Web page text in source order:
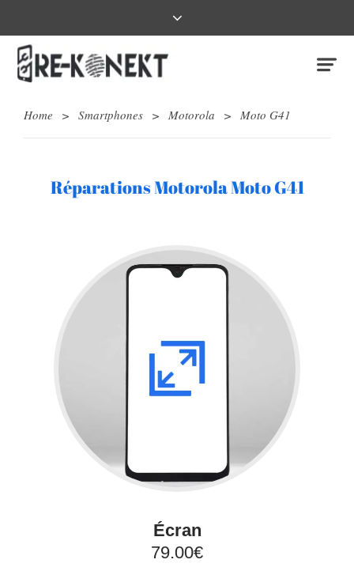
Home > Smartphones > Motorola > Moto G41
Réparations Motorola Moto G41
Écran
79.00€